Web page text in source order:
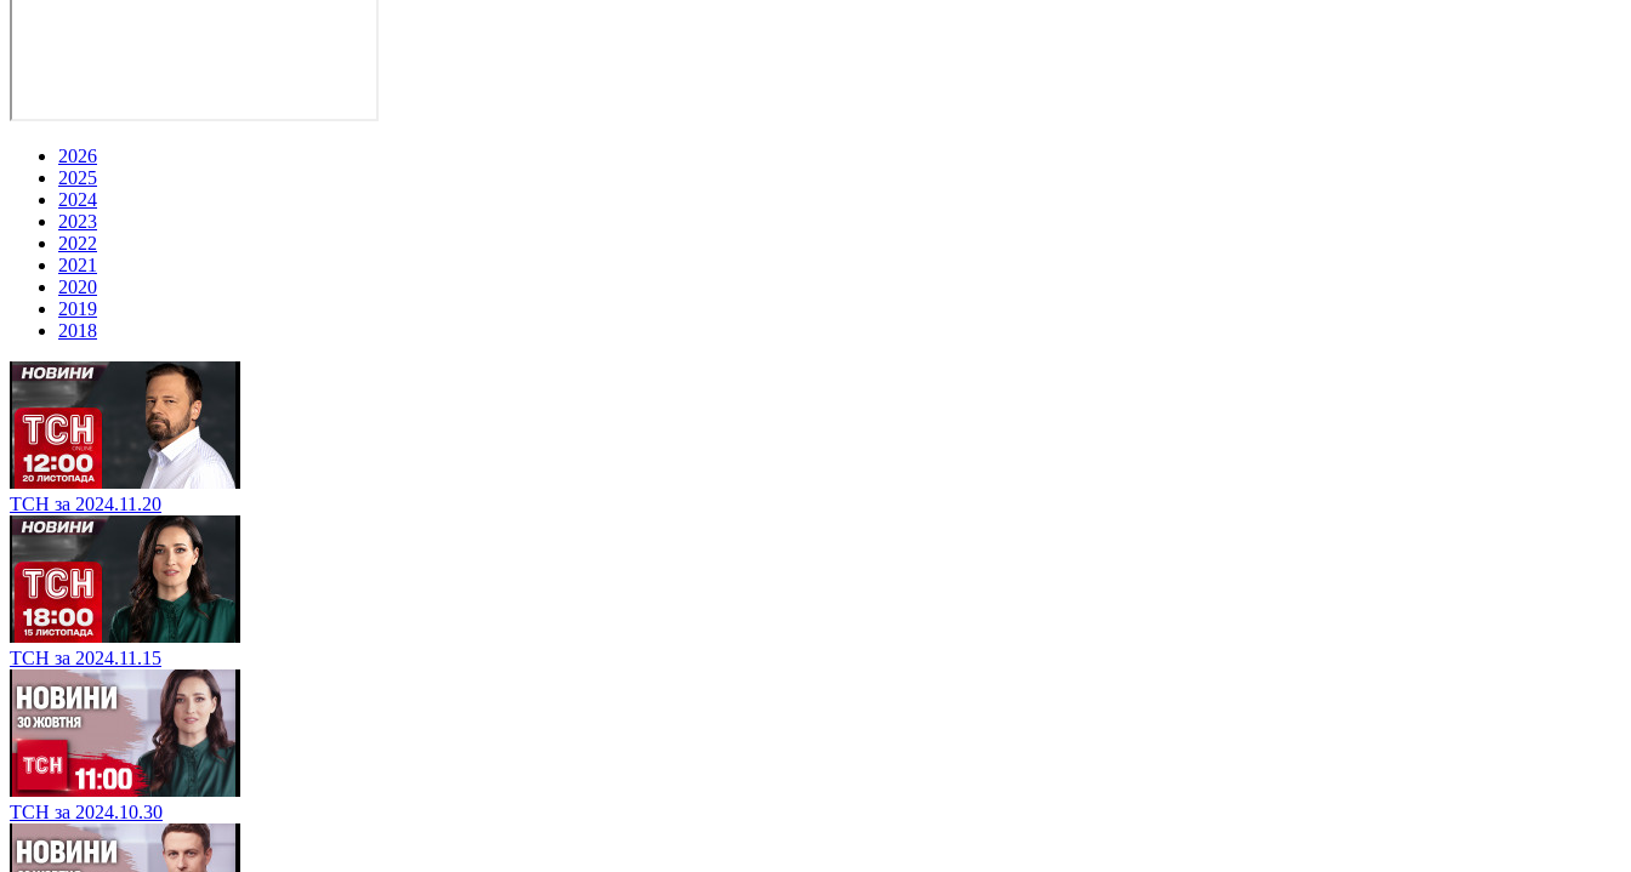
2026
2025
2024
2023
2022
2021
2020
2019
2018
ТСН за 2024.11.20
ТСН за 2024.11.15
ТСН за 2024.10.30